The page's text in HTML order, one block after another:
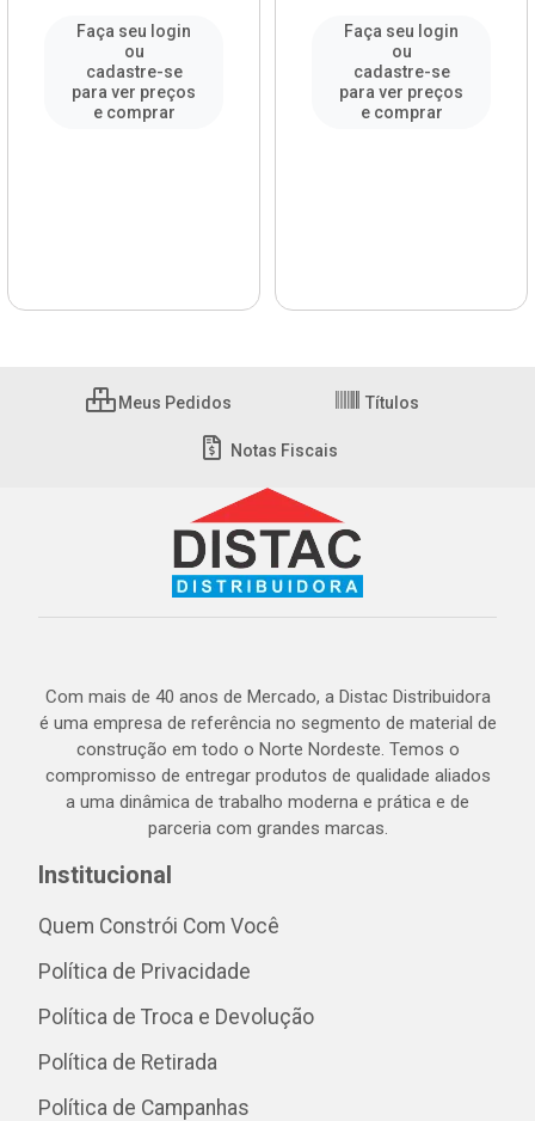
Faça seu login
ou
cadastre-se
para ver preços
e comprar
Faça seu login
ou
cadastre-se
para ver preços
e comprar
Meus Pedidos Títulos
Notas Fiscais
Com mais de 40 anos de Mercado, a Distac Distribuidora
é uma empresa de referência no segmento de material de
construção em todo o Norte Nordeste. Temos o
compromisso de entregar produtos de qualidade aliados
a uma dinâmica de trabalho moderna e prática e de
parceria com grandes marcas.
Institucional
Quem Constrói Com Você
Política de Privacidade
Política de Troca e Devolução
Política de Retirada
Política de Campanhas